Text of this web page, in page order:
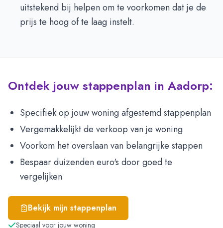
uitstekend bij helpen om te voorkomen dat je de
prijs te hoog of te laag instelt.
Ontdek jouw stappenplan in Aadorp:
Specifiek op jouw woning afgestemd stappenplan
Vergemakkelijkt de verkoop van je woning
Voorkom het overslaan van belangrijke stappen
Bespaar duizenden euro's door goed te
vergelijken
Bekijk mijn stappenplan
Speciaal voor jouw woning